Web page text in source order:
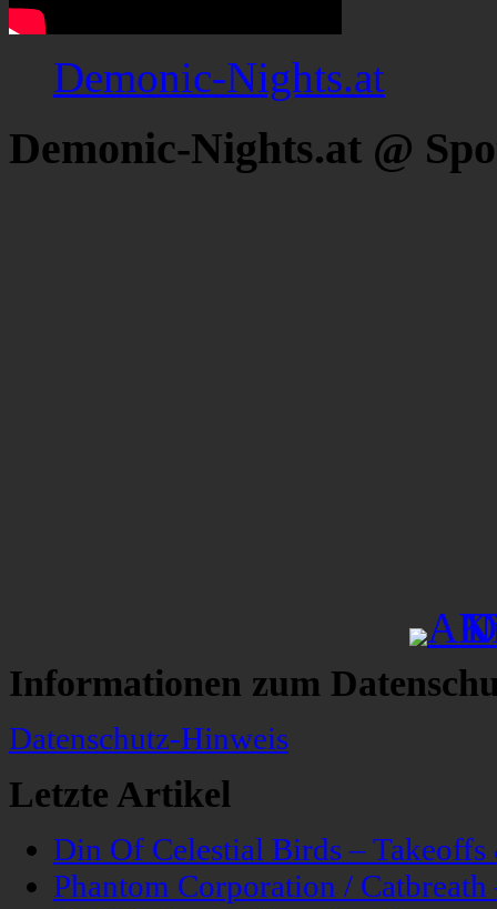
Demonic-Nights.at
Demonic-Nights.at @
Informationen zum
Datenschutz-Hinweis
Letzte Artikel
Din Of Celestial Birds –
Phantom Corporation /